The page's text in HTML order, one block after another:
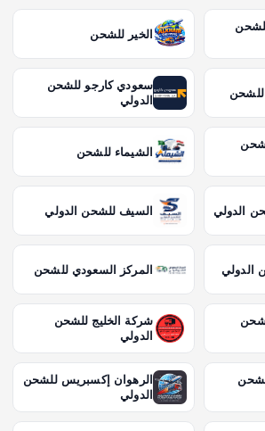
الخير للشحن
للشحن
سعودي كارجو للشحن
الدولي
الشيماء للشحن
الدولي السيف للشحن الدولي
الدولي المركز السعودي للشحن
شركة الخليج للشحن
الدولي
الرهوان إكسبريس للشحن
الدولي